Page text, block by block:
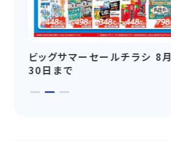
ビッグサマーセールチラシ 8月
30日まで